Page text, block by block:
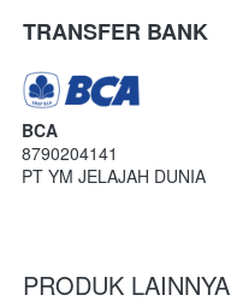
TRANSFER BANK
BCA
8790204141
PT YM JELAJAH DUNIA
PRODUK LAINNYA